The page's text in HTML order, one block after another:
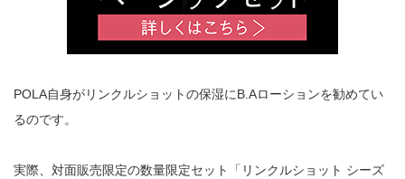
POLA自身がリンクルショットの保湿にB.Aローションを勧めてい
るのです。
実際、対面販売限定の数量限定セット「リンクルショット シーズ